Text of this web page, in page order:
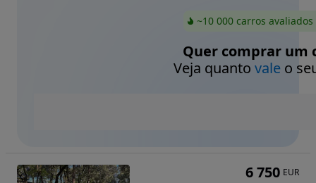
~10 000 carros
Quer comprar um
Veja quanto valeo
6 750 EUR